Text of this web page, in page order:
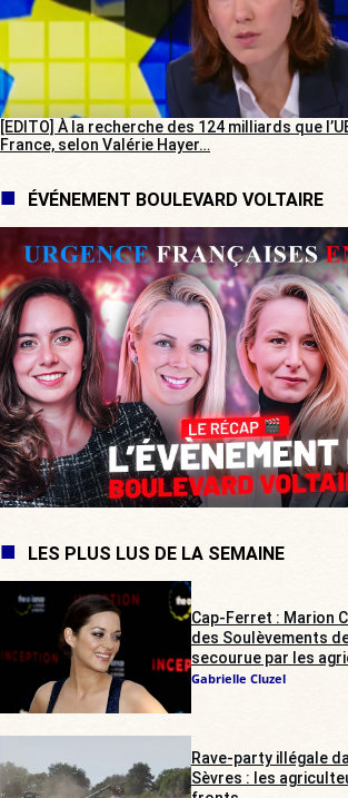
[EDITO] À la recherche des 124 milliards que
France, selon Valérie Hayer…
ÉVÉNEMENT BOULEVARD VOLTAIRE
LES PLUS LUS DE LA SEMAINE
Cap-Ferret : Marion
des Soulèvements
secourue par les
Gabrielle Cluzel
Rave-party illégale
Sèvres : les